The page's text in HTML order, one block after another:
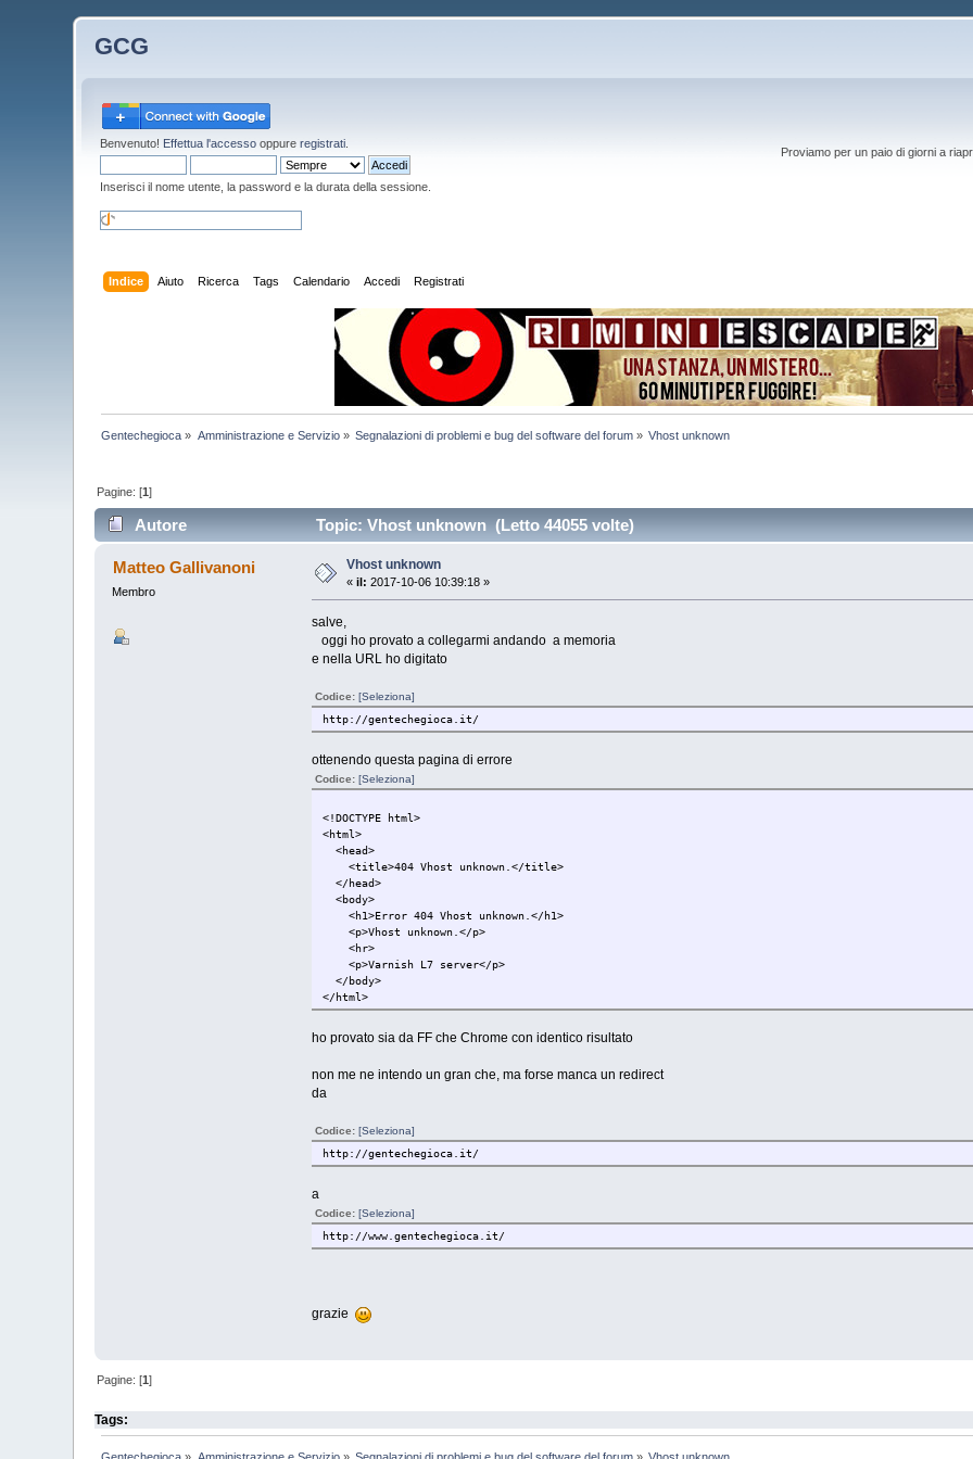
GCG
Benvenuto! Effettua l'accesso oppureregistrati
Inserisci il nome utente, la password e la durata della sessione.
Proviamo per un paio di giorni a
Indice Aiuto Ricerca Tags Calendario Accedi Registrati
Gentechegioca » Amministrazione e Servizio» Segnalazioni di problemi e bug del software del forum » Vhost unknown
Pagine: [1]
Autore Topic: Vhost unknown (Letto 44055 volte)
Matteo Gallivanoni
Membro
Vhost unknown
«il: 2017-10-06 10:39:18 »
salve,
oggi ho provato a collegarmi andando a memoria
e nella URL ho digitato
Codice: [Seleziona]
http://gentechegioca.it/
ottenendo questa pagina di errore
Codice: [Seleziona]
<!DOCTYPE html>
<html>
<head>
<title>404 Vhost unknown.</title>
</head>
<body>
<h1>Error 404 Vhost unknown.</h1>
<p>Vhost unknown.</p>
<hr>
<p>Varnish L7 server</p>
</body>
</html>
ho provato sia da FF che Chrome con identico risultato
non me ne intendo un gran che, ma forse manca un redirect
da
Codice: [Seleziona]
http://gentechegioca.it/
a
Codice: [Seleziona]
http://www.gentechegioca.it/
grazie
Pagine: [1]
Tags: